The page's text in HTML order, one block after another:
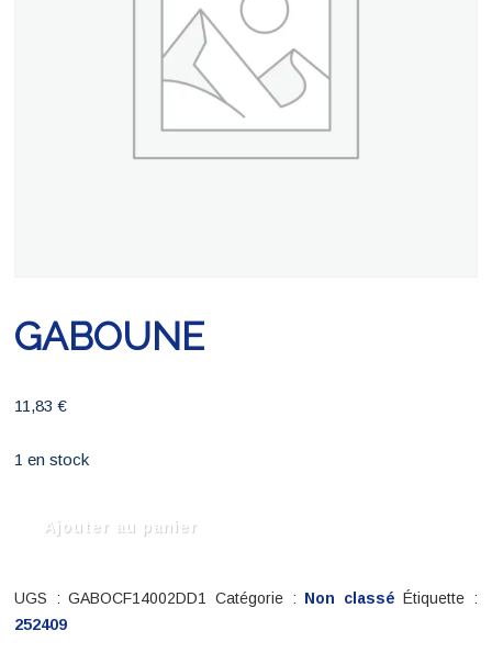
GABOUNE
11,83€
1 en stock
Ajouter au panier
UGS :GABOCF14002DD1 Catégorie : Non classé Étiquette :
252409